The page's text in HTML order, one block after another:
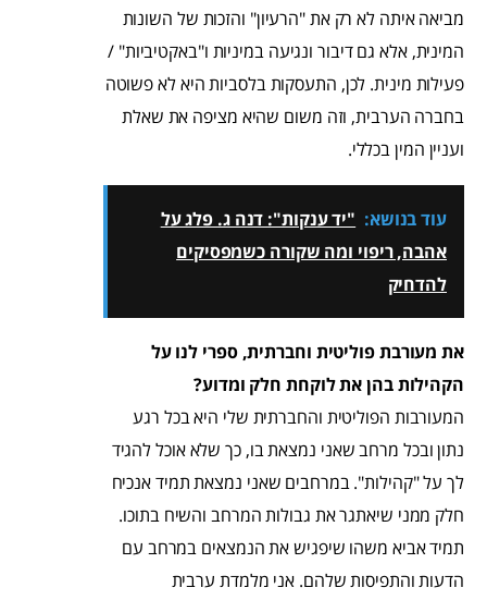
מביאה איתה לא רק את "הרעיון" והזכות של השונות
המינית, אלא גם דיבור ונגיעה במיניות ו"באקטיביות" /
פעילות מינית. לכן, התעסקות בלסביות היא לא פשוטה
בחברה הערבית, וזה משום שהיא מציפה את שאלת
ועניין המין בכללי.
עוד בנושא: "יד ענקות": דנה ג. פלג על
אהבה, ריפוי ומה שקורה כשמפסיקים
להדחיק
את מעורבת פוליטית וחברתית, ספרי לנו על
הקהילות בהן את לוקחת חלק ומדוע?
המעורבות הפוליטית והחברתית שלי היא בכל רגע
נתון ובכל מרחב שאני נמצאת בו, כך שלא אוכל להגיד
לך על "קהילות". במרחבים שאני נמצאת תמיד אנכיח
חלק ממני שיאתגר את גבולות המרחב והשיח בתוכו.
תמיד אביא משהו שיפגיש את הנמצאים במרחב עם
הדעות והתפיסות שלהם. אני מלמדת ערבית